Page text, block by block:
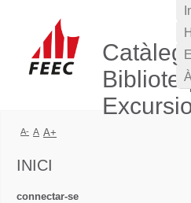
Catàleg
A- A A+
INICI
connectar-se